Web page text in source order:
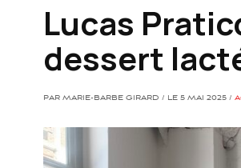
Lucas
dessert
PAR MARIE-BARBE GIRARD / LE 5 MAI 2025 /